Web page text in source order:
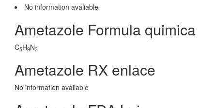
No information avaliable
Ametazole Formula quimica
C5H9N3
Ametazole RX enlace
No information avaliable